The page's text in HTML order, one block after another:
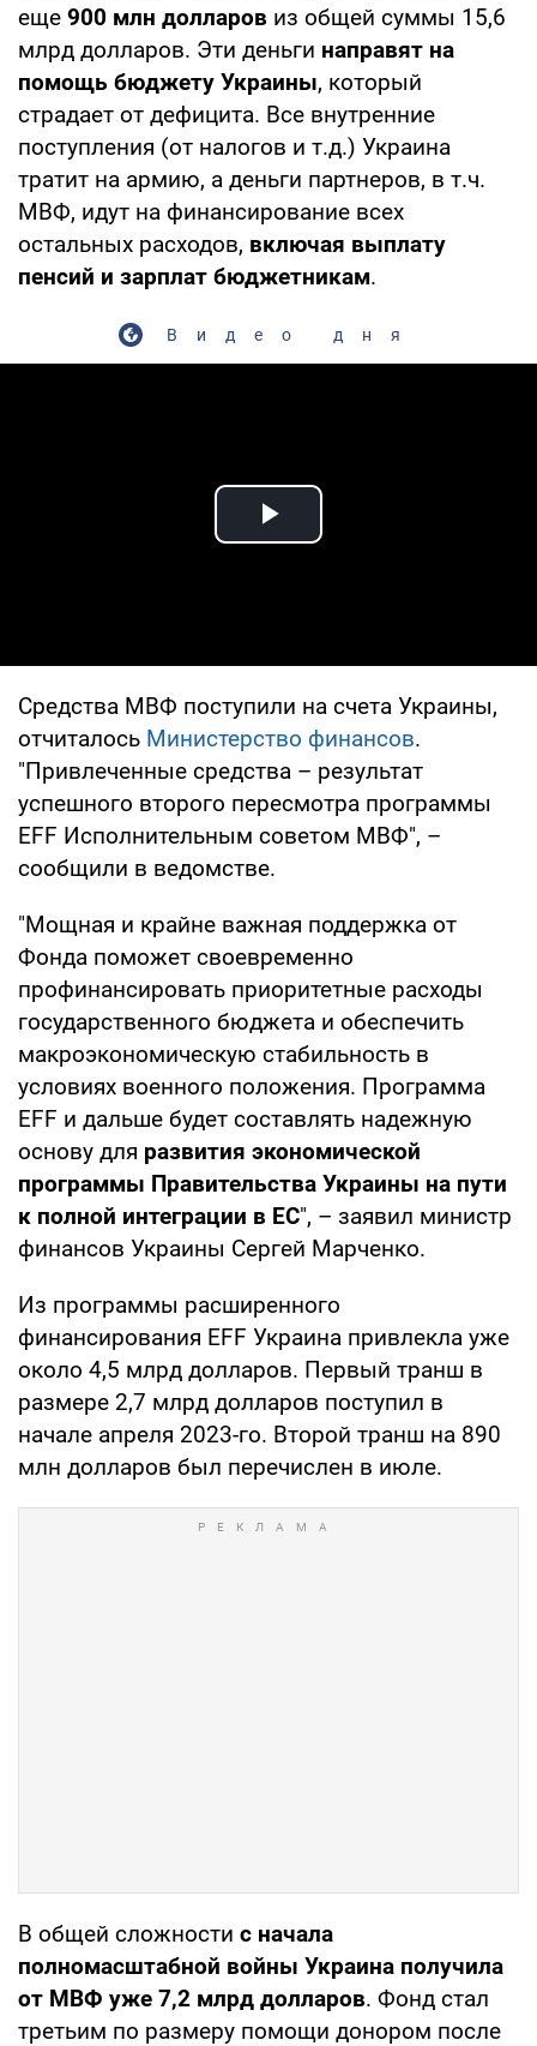
еще 900 млн долларов из общей суммы 15,6
млрд долларов. Эти деньги направят на
помощь бюджету Украины, который
страдает от дефицита. Все внутренние
поступления (от налогов и т.д.) Украина
тратит на армию, а деньги партнеров, в т.ч.
МВФ, идут на финансирование всех
остальных расходов, включая выплату
пенсий и зарплат бюджетникам.
Видео дня
Play Video
Средства МВФ поступили на счета Украины,
отчиталось Министерство финансов.
"Привлеченные средства – результат
успешного второго пересмотра программы
EFF Исполнительным советом МВФ", –
сообщили в ведомстве.
"Мощная и крайне важная поддержка от
Фонда поможет своевременно
профинансировать приоритетные расходы
государственного бюджета и обеспечить
макроэкономическую стабильность в
условиях военного положения. Программа
EFF и дальше будет составлять надежную
основу для развития экономической
программы Правительства Украины на пути
к полной интеграции в ЕС", – заявил министр
финансов Украины Сергей Марченко.
Из программы расширенного
финансирования EFF Украина привлекла уже
около 4,5 млрд долларов. Первый транш в
размере 2,7 млрд долларов поступил в
начале апреля 2023-го. Второй транш на 890
млн долларов был перечислен в июле.
В общей сложности с начала
полномасштабной войны Украина получила
от МВФ уже 7,2 млрд долларов. Фонд стал
третьим по размеру помощи донором после